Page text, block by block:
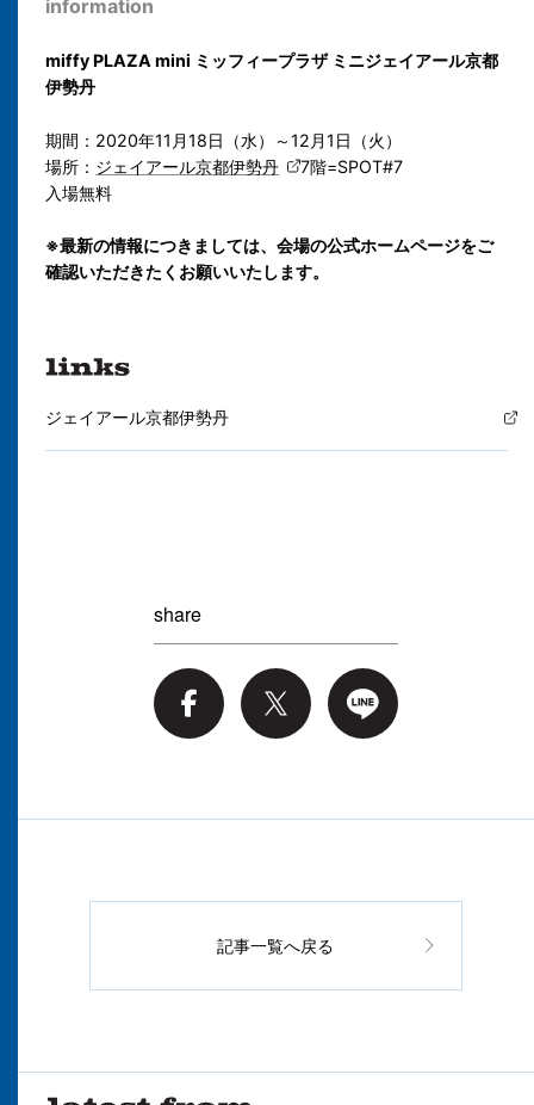
information
miffy PLAZA mini ミッフィープラザ ミニジェイアール京都
伊勢丹
期間：2020年11月18日（水）～12月1日（火）
場所： ジェイアール京都伊勢丹
7階=SPOT#7
入場無料
※最新の情報につきましては、会場の公式ホームページをご
確認いただきたくお願いいたします。
ジェイアール京都伊勢丹
share
記事一覧へ戻る